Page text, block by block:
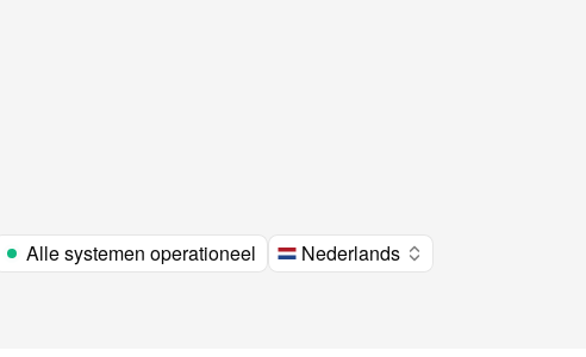
Alle systemen operationeel Nederlands